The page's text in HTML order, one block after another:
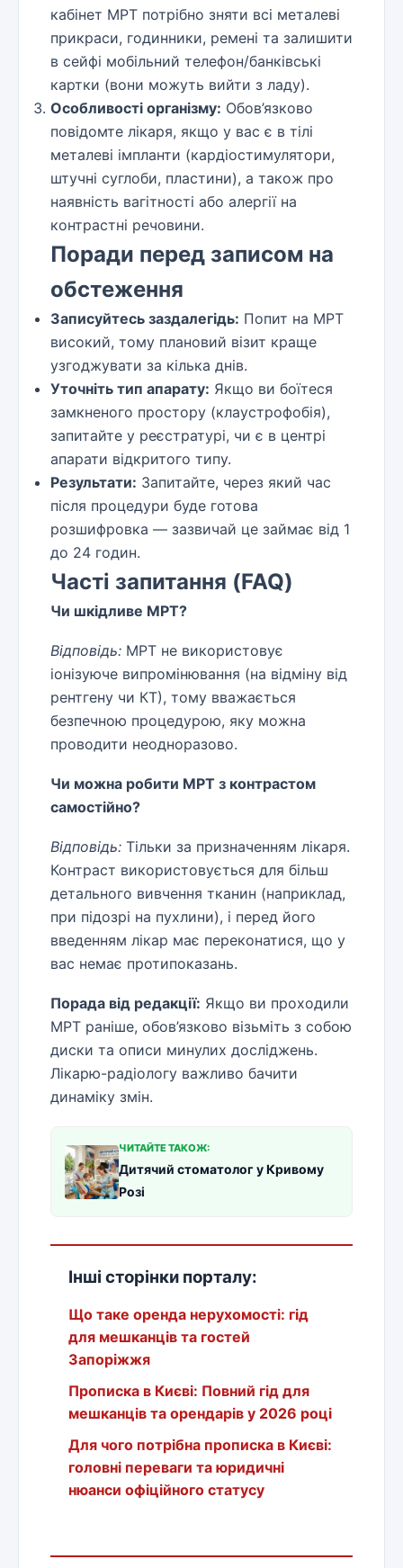
кабінет МРТ потрібно зняти всі металеві
прикраси, годинники, ремені та залишити
в сейфі мобільний телефон/банківські
картки (вони можуть вийти з ладу).
Особливості організму: Обов’язково
повідомте лікаря, якщо у вас є в тілі
металеві імпланти (кардіостимулятори,
штучні суглоби, пластини), а також про
наявність вагітності або алергії на
контрастні речовини.
Поради перед записом на
обстеження
Записуйтесь заздалегідь: Попит на МРТ
високий, тому плановий візит краще
узгоджувати за кілька днів.
Уточніть тип апарату: Якщо ви боїтеся
замкненого простору (клаустрофобія),
запитайте у реєстратурі, чи є в центрі
апарати відкритого типу.
Результати: Запитайте, через який час
після процедури буде готова
розшифровка — зазвичай це займає від 1
до 24 годин.
Часті запитання (FAQ)
Чи шкідливе МРТ?
Відповідь: МРТ не використовує
іонізуюче випромінювання (на відміну від
рентгену чи КТ), тому вважається
безпечною процедурою, яку можна
проводити неодноразово.
Чи можна робити МРТ з контрастом
самостійно?
Відповідь: Тільки за призначенням лікаря.
Контраст використовується для більш
детального вивчення тканин (наприклад,
при підозрі на пухлини), і перед його
введенням лікар має переконатися, що у
вас немає протипоказань.
Порада від редакції: Якщо ви проходили
МРТ раніше, обов’язково візьміть з собою
диски та описи минулих досліджень.
Лікарю-радіологу важливо бачити
динаміку змін.
ЧИТАЙТЕ ТАКОЖ:
Дитячий стоматолог у Кривому
Розі
Інші сторінки порталу:
Що таке оренда нерухомості: гід
для мешканців та гостей
Запоріжжя
Прописка в Києві: Повний гід для
мешканців та орендарів у 2026 році
Для чого потрібна прописка в Києві:
головні переваги та юридичні
нюанси офіційного статусу